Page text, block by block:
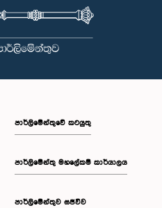
පාර්ලිමේන්තුවේ කටයුතු
පාර්ලිමේන්තු මහලේකම් කාර්යාලය
පාර්ලිමේන්තුව සජීවීව